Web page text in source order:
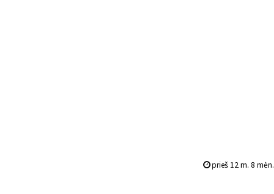
prieš 12 m. 8 mėn.